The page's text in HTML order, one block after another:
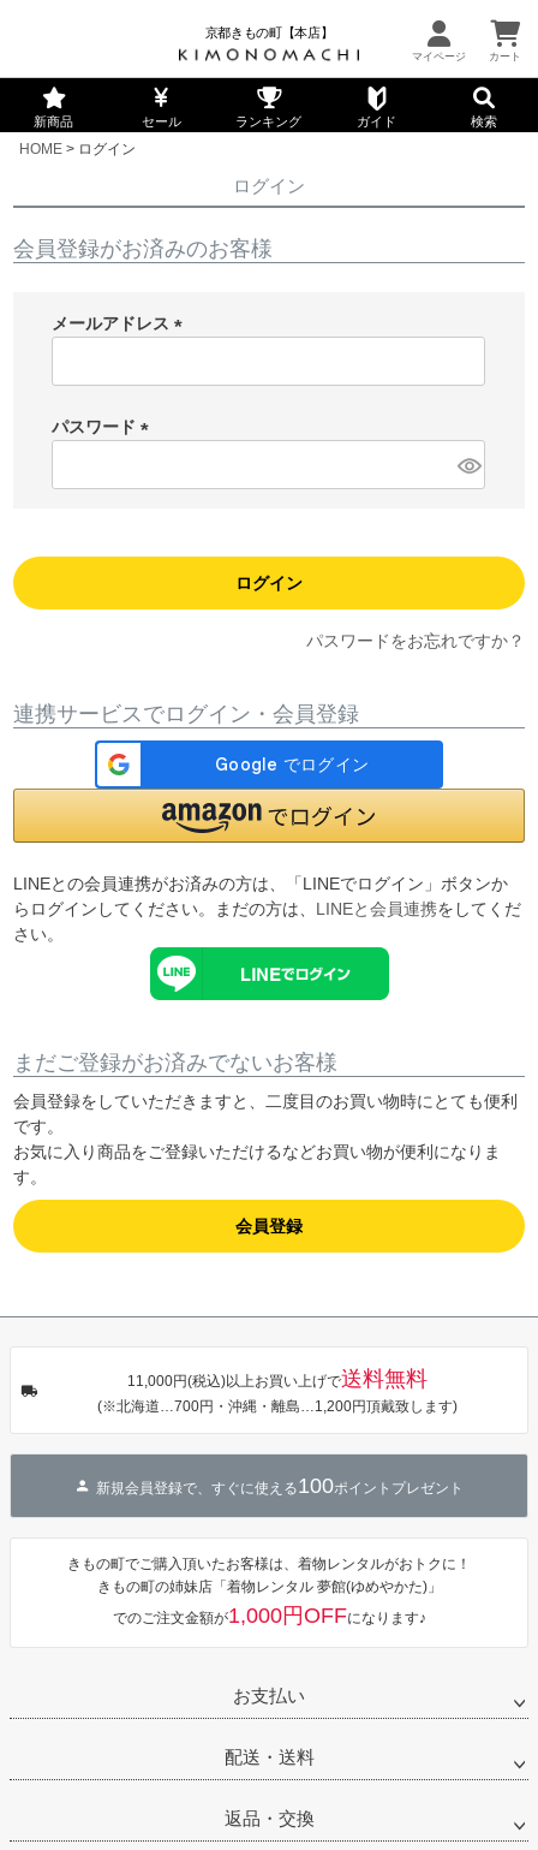
京都きもの町【本店】
新商品 セール ランキング ガイド 検索
HOME ログイン
ログイン
会員登録がお済みのお客様
メールアドレス
パスワード
ログイン
パスワードをお忘れですか？
連携サービスでログイン・会員登録
LINEとの会員連携がお済みの方は、「LINEでログイン」ボタンか
らログインしてください。まだの方は、 LINEと会員連携をしてくだ
さい。
まだご登録がお済みでないお客様
会員登録をしていただきますと、二度目のお買い物時にとても便利
です。
お気に入り商品をご登録いただけるなどお買い物が便利になりま
す。
会員登録
11,000円(税込)以上お買い上げで送料無料
(※北海道…700円・沖縄・離島…1,200円頂戴致します)
新規会員登録で、すぐに使える100ポイントプレゼント
きもの町でご購入頂いたお客様は、着物レンタルがおトクに！
きもの町の姉妹店「着物レンタル 夢館(ゆめやかた)」
でのご注文金額が1,000円OFFになります♪
お支払い
配送・送料
返品・交換